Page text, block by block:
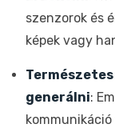
szenzorok és
képek vagy
generálni: